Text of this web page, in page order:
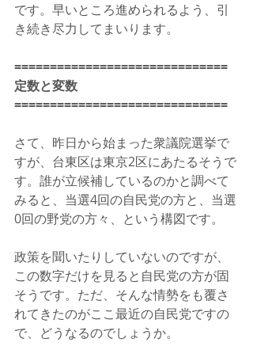
です。早いところ進められるよう、引
き続き尽力してまいります。
==============================
定数と変数
==============================
さて、昨日から始まった衆議院選挙で
すが、台東区は東京2区にあたるそうで
す。誰が立候補しているのかと調べて
みると、当選4回の自民党の方と、当選
0回の野党の方々、という構図です。
政策を聞いたりしていないのですが、
この数字だけを見ると自民党の方が固
そうです。ただ、そんな情勢をも覆さ
れてきたのがここ最近の自民党ですの
で、どうなるのでしょうか。